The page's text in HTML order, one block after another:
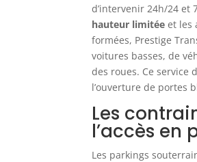
d’intervenir 24h/24 et
hauteur limitée et les
formées, Prestige
voitures basses, de
des roues. Ce service
l’ouverture de portes
Les
l’accès en
Les parkings